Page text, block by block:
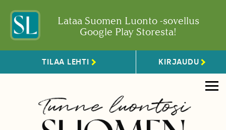
Lataa Suomen Luonto -sovellus
Google Play Storesta!
TILAA LEHTI KIRJAUDU